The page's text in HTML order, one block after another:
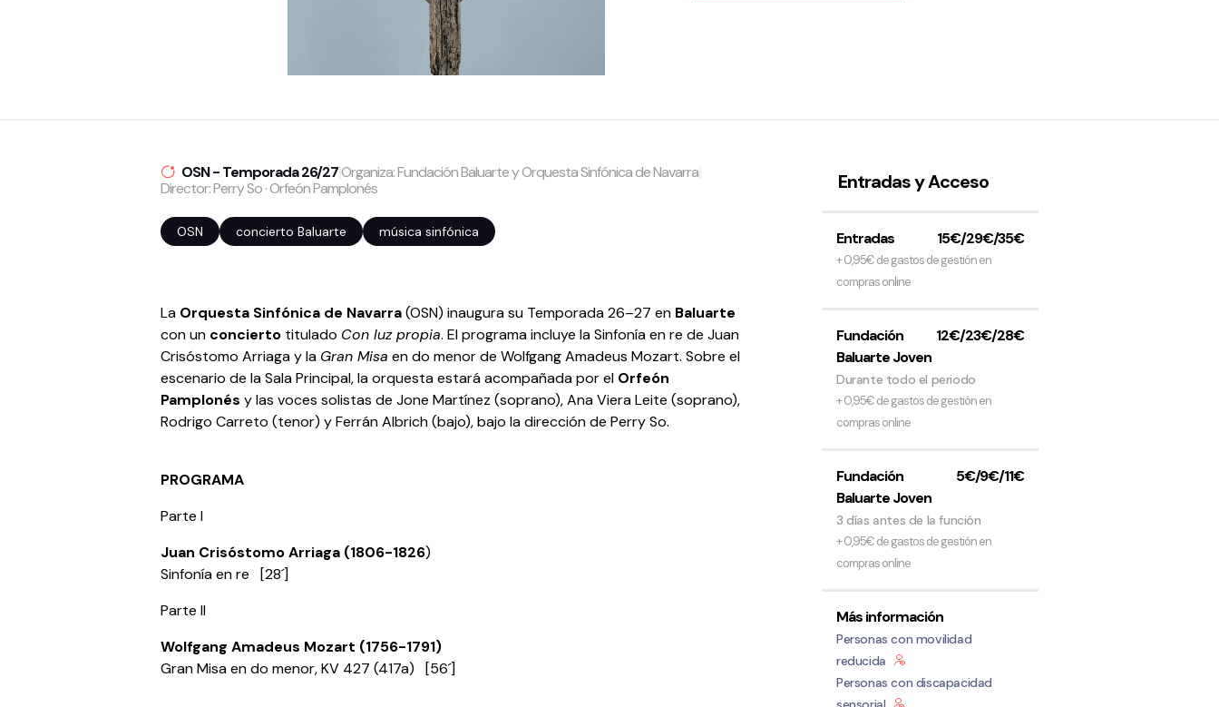
OSN - Temporada 26/27|Organiza: Fundación Baluarte y Orquesta Sinfónica de Navarra
Director: Perry So · Orfeón Pamplonés
OSN concierto Baluarte música sinfónica
La Orquesta Sinfónica de Navarra(OSN) inaugura su Temporada 26–27 en Baluarte
con un concierto titulado Con luz propia. El programa incluye la Sinfonía en re de Juan
Crisóstomo Arriaga y la Gran Misa en do menor de Wolfgang Amadeus Mozart. Sobre el
escenario de la Sala Principal, la orquesta estará acompañada por el Orfeón
Pamplonés y las voces solistas de Jone Martínez (soprano), Ana Viera Leite (soprano),
Rodrigo Carreto (tenor) y Ferrán Albrich (bajo), bajo la dirección de Perry So.
PROGRAMA
Parte I
Juan Crisóstomo Arriaga (1806-1826)
Sinfonía en re [28´]
Parte II
Wolfgang Amadeus Mozart (1756-1791)
Gran Misa en do menor, KV 427 (417a) [56´]
Entradas y Acceso
Entradas 15€/29€/35€
+ 0,95€ de gastos de gestión en
compras online
Fundación
Baluarte Joven
12€/23€/28€
Durante todo el periodo
+ 0,95€ de gastos de gestión en
compras online
Fundación
Baluarte Joven
5€/9€/11€
3 días antes de la función
+ 0,95€ de gastos de gestión en
compras online
Más información
Personas con movilidad
reducida
Personas con discapacidad